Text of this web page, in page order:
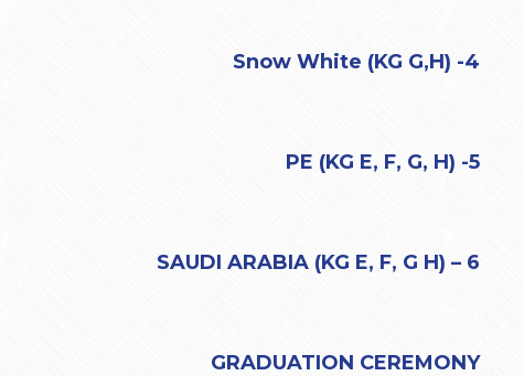
4- Snow White (KG G,H)
5- PE (KG E, F, G, H)
6 – SAUDI ARABIA (KG E, F, G H)
GRADUATION CEREMONY